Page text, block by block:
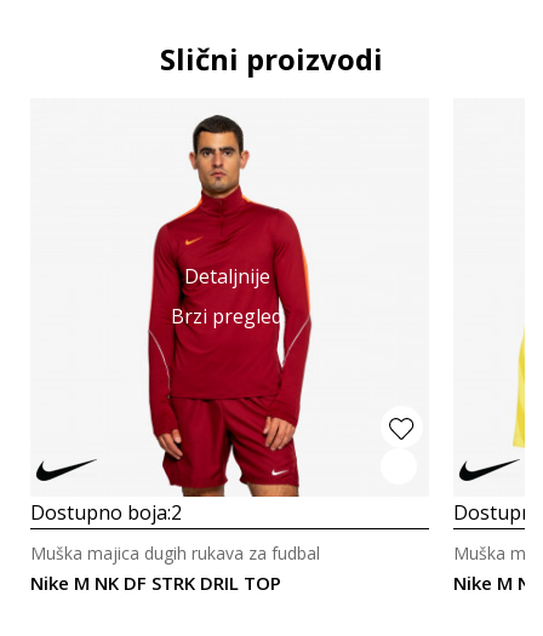
Slični proizvodi
Detaljnije
Brzi pregled
Dostupno boja:2
Nike M NK DF STRK DRIL TOP
Muška majica dugih rukava za fudbal
Nike M NK
Muška